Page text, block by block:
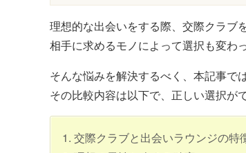
理想的な出会いをする際、交際クラブ
相手に求めるモノによって選択も変わ
そんな悩みを解決するべく、本記事で
その比較内容は以下で、正しい選択が
1. 交際クラブと出会いラウンジの特